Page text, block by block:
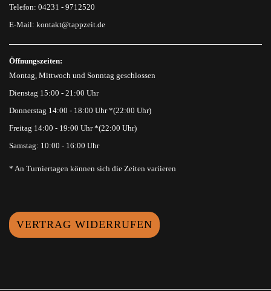
Telefon: 04231 - 9712520
E-Mail: kontakt@tappzeit.de
Öffnungszeiten:
Montag, Mittwoch und Sonntag geschlossen
Dienstag 15:00 - 21:00 Uhr
Donnerstag 14:00 - 18:00 Uhr *(22:00 Uhr)
Freitag 14:00 - 19:00 Uhr *(22:00 Uhr)
Samstag: 10:00 - 16:00 Uhr
* An Turniertagen können sich die Zeiten variieren
VERTRAG WIDERRUFEN